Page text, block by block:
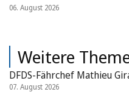
06. August 2026
Weitere
DFDS-Fährchef Mathieu
07. August 2026